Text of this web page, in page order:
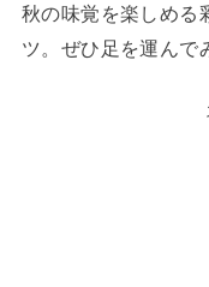
秋の味覚を楽しめる
ツ。ぜひ足を運んで